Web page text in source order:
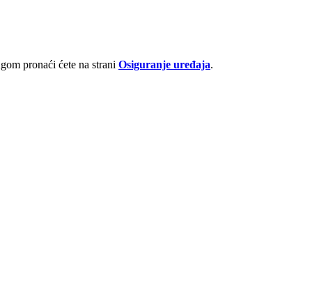
pronaći ćete na strani Osiguranje uređaja.